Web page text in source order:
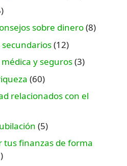
sobre dinero(8)
(12)
y seguros(3)
(60)
relacionados con el
(5)
finanzas de forma